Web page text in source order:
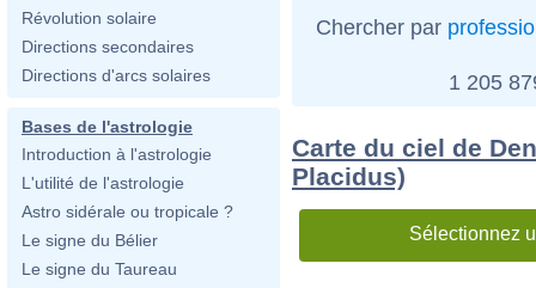
Révolution solaire
Directions secondaires
Directions d'arcs solaires
Bases de l'astrologie
Introduction à l'astrologie
L'utilité de l'astrologie
Astro sidérale ou tropicale ?
Le signe du Bélier
Le signe du Taureau
Chercher par
1 205
Carte du ciel de
Placidus)
Sélectionnez